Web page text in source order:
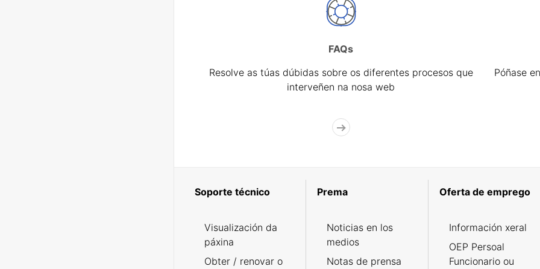
FAQs
Resolve as túas dúbidas sobre os diferentes procesos que
interveñen na nosa web
Póñase
Soporte técnico
Visualización da
páxina
Obter / renovar o
Prema
Noticias en los
medios
Notas de prensa
Oferta de emprego
Información xeral
OEP Persoal
Funcionario ou